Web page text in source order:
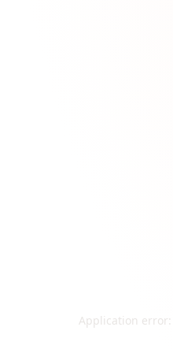
Application